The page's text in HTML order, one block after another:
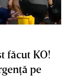
făcut KO!
pe